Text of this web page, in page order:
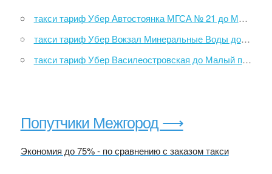
такси тариф Убер Автостоянка МГСА № 21 до Международный Аэропорт Шереметьево
такси тариф Убер Вокзал Минеральные Воды до Нальчик - автовокзал № 1
такси тариф Убер Василеостровская до Малый проспект В.О.
Попутчики Межгород ⟶
Экономия до 75% - по сравнению с заказом такси